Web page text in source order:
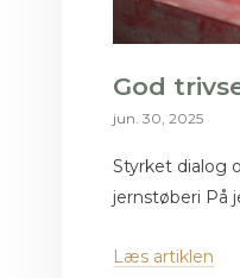
God
jun. 30, 2025
Styrket dialog
jernstøberi På
Læs artiklen